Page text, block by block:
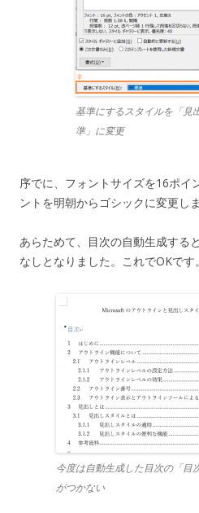
基準にするスタイルを「見
準」に変更
序でに、フォントサイズを16ポイ
ントを明朝からゴシックに変更しま
あらためて、目次の自動生成する
なしとなりました。これでOKです。
今度は自動生成した目次の「目
がつかない